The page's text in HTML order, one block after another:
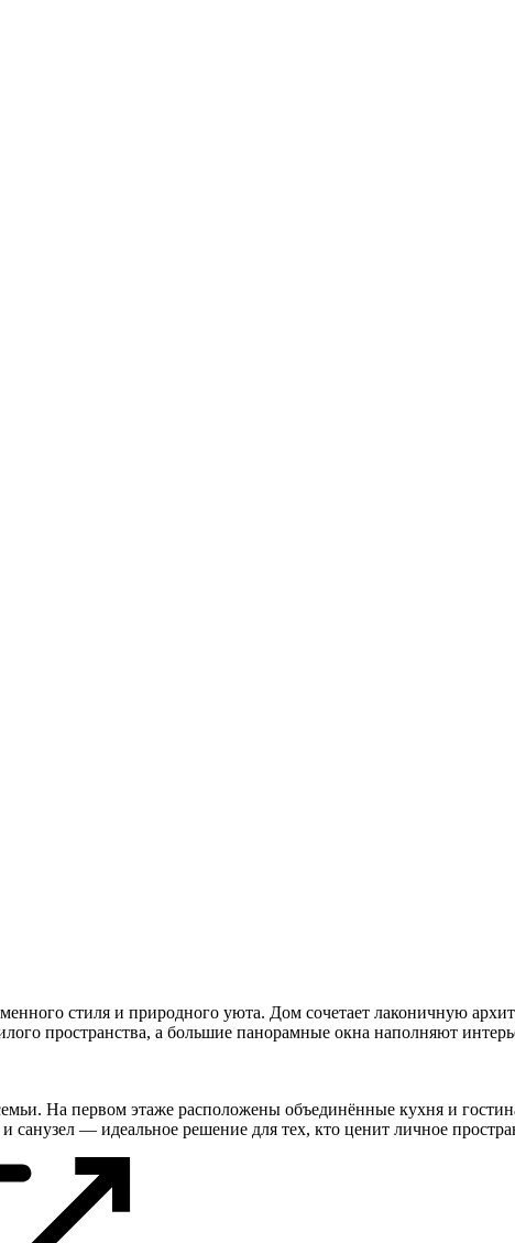
стиля и природного уюта. Дом сочетает лаконичную
пространства, а большие панорамные окна наполняют
На первом этаже расположены объединённые кухня и
— идеальное решение для тех, кто ценит личное